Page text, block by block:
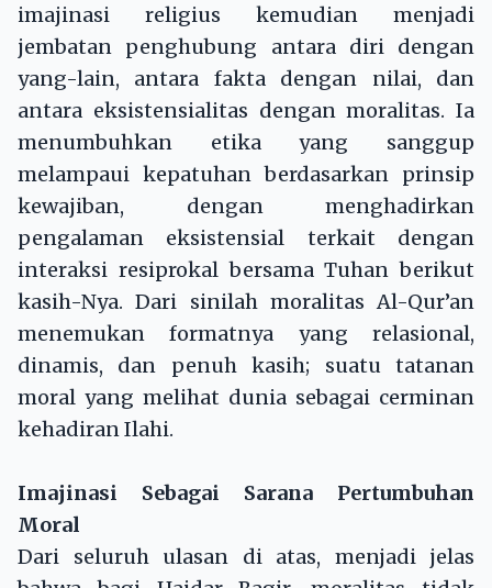
imajinasi religius kemudian menjadi
jembatan penghubung antara diri dengan
yang-lain, antara fakta dengan nilai, dan
antara eksistensialitas dengan moralitas. Ia
menumbuhkan etika yang sanggup
melampaui kepatuhan berdasarkan prinsip
kewajiban, dengan menghadirkan
pengalaman eksistensial terkait dengan
interaksi resiprokal bersama Tuhan berikut
kasih-Nya. Dari sinilah moralitas Al-Qur’an
menemukan formatnya yang relasional,
dinamis, dan penuh kasih; suatu tatanan
moral yang melihat dunia sebagai cerminan
kehadiran Ilahi.
Imajinasi Sebagai Sarana Pertumbuhan
Moral
Dari seluruh ulasan di atas, menjadi jelas